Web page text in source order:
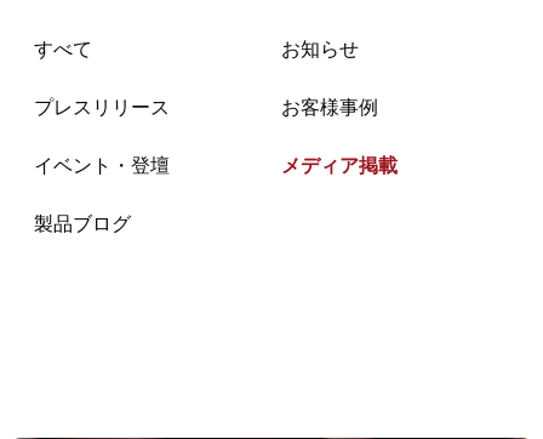
すべて お知らせ
プレスリリース お客様事例
イベント・登壇 メディア掲載
製品ブログ